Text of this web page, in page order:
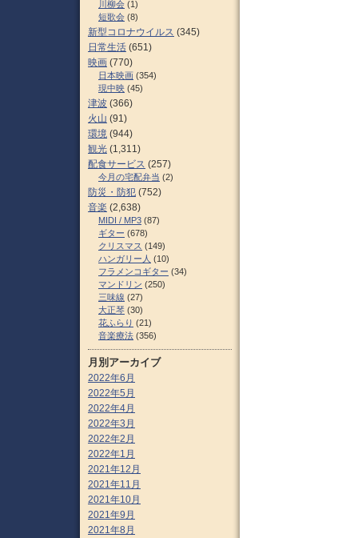
川柳会 (1)
短歌会 (8)
新型コロナウイルス (345)
日常生活 (651)
映画 (770)
日本映画 (354)
現中映 (45)
津波 (366)
火山 (91)
環境 (944)
観光 (1,311)
配食サービス (257)
今月の宅配弁当 (2)
防災・防犯 (752)
音楽 (2,638)
MIDI / MP3 (87)
ギター (678)
クリスマス (149)
ハンガリー人 (10)
フラメンコギター (34)
マンドリン (250)
三味線 (27)
大正琴 (30)
花ふらり (21)
音楽療法 (356)
月別アーカイブ
2022年6月
2022年5月
2022年4月
2022年3月
2022年2月
2022年1月
2021年12月
2021年11月
2021年10月
2021年9月
2021年8月